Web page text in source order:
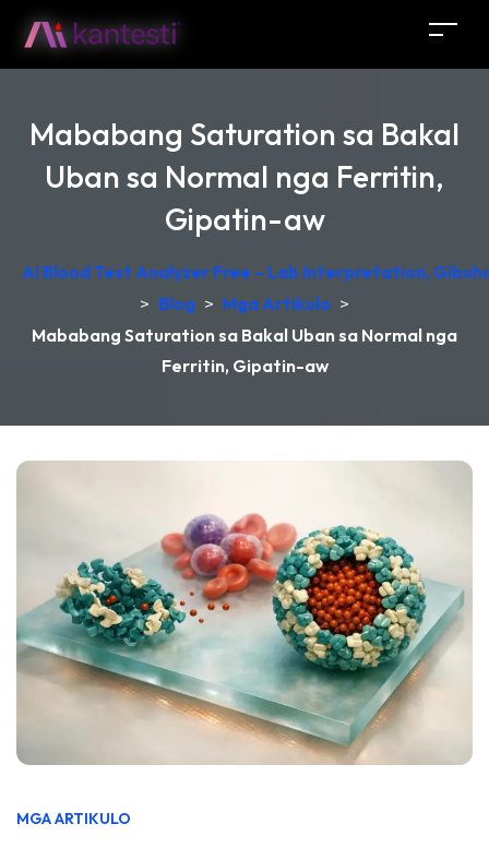
Mababang Saturation sa Bakal
Uban sa Normal nga Ferritin,
Gipatin-aw
AI Blood Test Analyzer Free – Lab Interpretation,
> Blog > Mga Artikulo >
Mababang Saturation sa Bakal Uban sa Normal nga
Ferritin, Gipatin-aw
MGA ARTIKULO